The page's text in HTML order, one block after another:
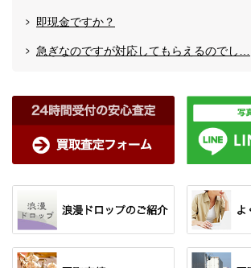
即現金ですか？
急ぎなのですが対応してもらえるのでし…